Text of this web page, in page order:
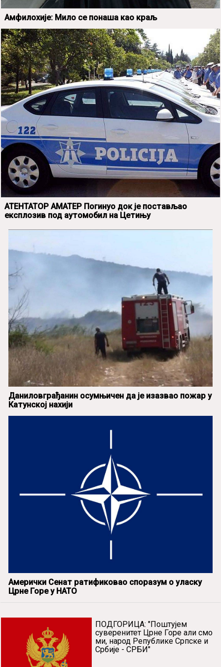
Амфилохије: Мило се понаша као краљ
АТЕНТАТОР АМАТЕР Погинуо док је постављао
експлозив под аутомобил на Цетињу
Даниловграђанин осумњичен да је изазвао пожар у
Катунској нахији
Амерички Сенат ратификовао споразум о уласку
Црне Горе у НАТО
ПОДГОРИЦА: "Поштујем
суверенитет Црне Горе али смо
ми, народ Републике Српске и
Србије - СРБИ"